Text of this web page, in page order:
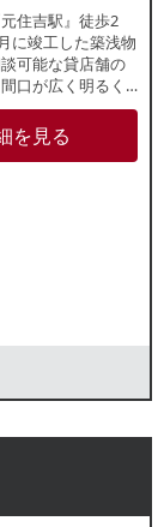
住吉駅』徒歩2
に竣工した築浅物
可能な貸店舗の
口が広く明るく
気で駅からもす
やすい好立地で
お気軽にお問合
を見る